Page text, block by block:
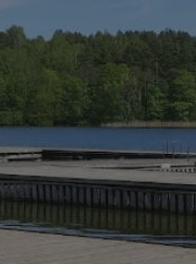
jak logowanie użytkownika i
internetowej.
identyfikator sesji.
identyfikator sesji.
identyfikator sesji.
do rozróżniania ludzi i botów.
internetowej, ponieważ
ważnych raportów na temat
internetowej.